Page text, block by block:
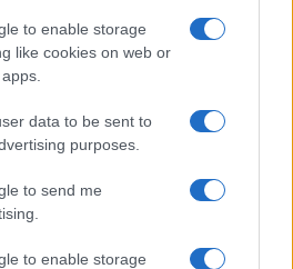
to enable storage
like cookies on web or
data to be sent to
purposes.
to send me
to enable storage